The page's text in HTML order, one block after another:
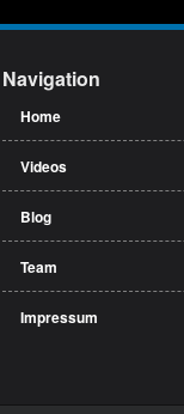
Navigation
Home
Videos
Blog
Team
Impressum